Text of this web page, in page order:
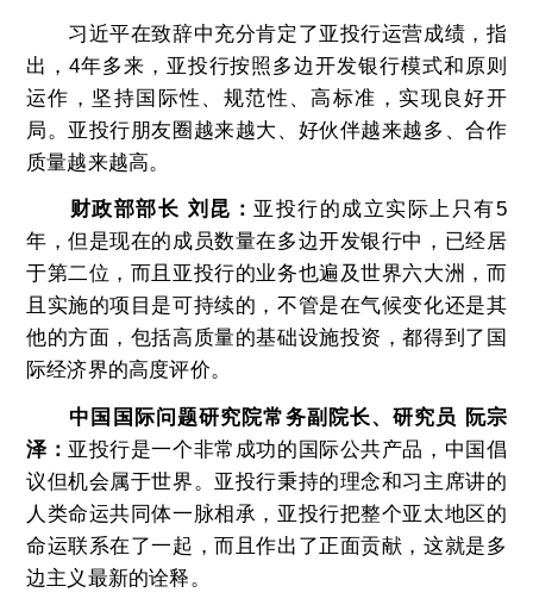
习近平在致辞中充分肯定了亚投行运营成绩，指
出，4年多来，亚投行按照多边开发银行模式和原则
运作，坚持国际性、规范性、高标准，实现良好开
局。亚投行朋友圈越来越大、好伙伴越来越多、合作
质量越来越高。
财政部部长 刘昆： 亚投行的成立实际上只有5
年，但是现在的成员数量在多边开发银行中，已经居
于第二位，而且亚投行的业务也遍及世界六大洲，而
且实施的项目是可持续的，不管是在气候变化还是其
他的方面，包括高质量的基础设施投资，都得到了国
际经济界的高度评价。
中国国际问题研究院常务副院长、研究员
阮宗
泽： 亚投行是一个非常成功的国际公共产品，中国倡
议但机会属于世界。亚投行秉持的理念和习主席讲的
人类命运共同体一脉相承，亚投行把整个亚太地区的
命运联系在了一起，而且作出了正面贡献，这就是多
边主义最新的诠释。